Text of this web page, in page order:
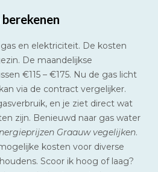
en elektriciteit. De kosten
De maandelijkse
€115 – €175. Nu de gas licht
via de contract vergelijker.
en je ziet direct wat
zijn. Benieuwd naar gas water
Graauw vegelijken.
kosten voor diverse
Scoor ik hoog of laag?